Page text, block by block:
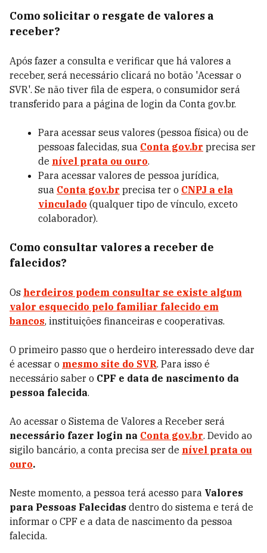
Como solicitar o resgate de valores a
receber?
Após fazer a consulta e verificar que há valores a
receber, será necessário clicará no botão 'Acessar o
SVR'. Se não tiver fila de espera, o consumidor será
transferido para a página de login da Conta gov.br.
Para acessar seus valores (pessoa física) ou de
pessoas falecidas, sua Conta gov.br precisa ser
de nível prata ou ouro.
Para acessar valores de pessoa jurídica,
sua Conta gov.br precisa ter o CNPJ a ela
vinculado (qualquer tipo de vínculo, exceto
colaborador).
Como consultar valores a receber de
falecidos?
Os herdeiros podem consultar se existe algum
valor esquecido pelo familiar falecido em
bancos, instituições financeiras e cooperativas.
O primeiro passo que o herdeiro interessado deve dar
é acessar o mesmo site do SVR. Para isso é
necessário saber o CPF e data de nascimento da
pessoa falecida.
Ao acessar o Sistema de Valores a Receber será
necessário fazer login na Conta gov.br. Devido ao
sigilo bancário, a conta precisa ser de nível prata ou
ouro.
Neste momento, a pessoa terá acesso para Valores
para Pessoas Falecidas dentro do sistema e terá de
informar o CPF e a data de nascimento da pessoa
falecida.